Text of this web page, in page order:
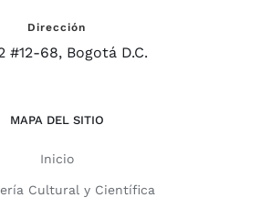
Dirección
#12-68, Bogotá D.C.
MAPA DEL SITIO
Inicio
Cultural y Científica